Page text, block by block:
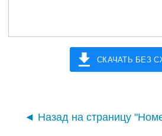
СКАЧАТЬ БЕЗ
◄ Назад на страницу